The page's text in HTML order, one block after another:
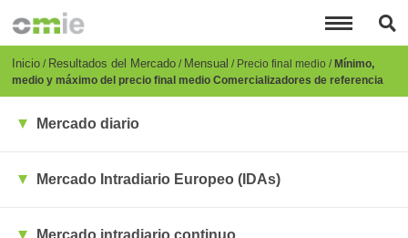
principal
Breadcrumb
Inicio Resultados del Mercado Mensual Precio final medio Mínimo,
medio y máximo del precio final medio Comercializadores de referencia
Mercado diario
Mercado Intradiario Europeo (IDAs)
Mercado intradiario continuo